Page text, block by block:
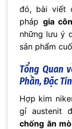
đó, bài viết
pháp gia
những lưu ý
sản phẩm
Tổng Quan
Phần, Đặc
Hợp kim
gỉ austenit
chống ăn